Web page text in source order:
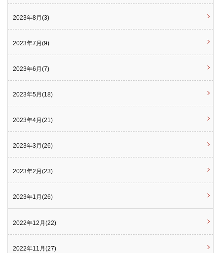
2023年8月(3)
2023年7月(9)
2023年6月(7)
2023年5月(18)
2023年4月(21)
2023年3月(26)
2023年2月(23)
2023年1月(26)
2022年12月(22)
2022年11月(27)